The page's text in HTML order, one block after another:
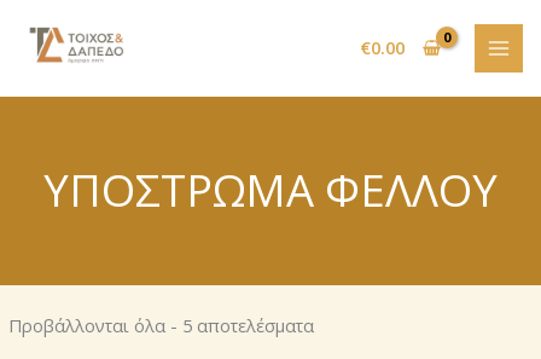
περιεχόμενο
€0.00
ΥΠΟΣΤΡΩΜΑ ΦΕΛΛΟΥ
Προβάλλονται όλα - 5 αποτελέσματα